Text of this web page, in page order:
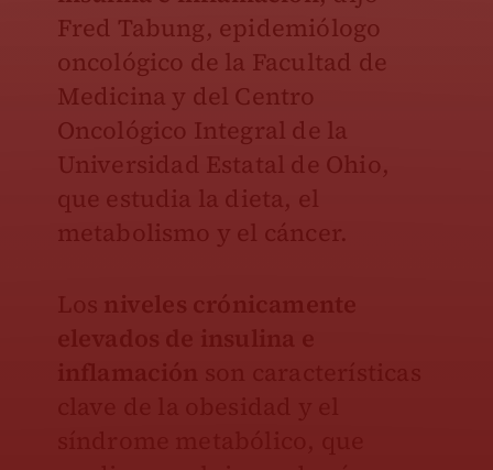
Fred Tabung, epidemiólogo
oncológico de la Facultad de
Medicina y del Centro
Oncológico Integral de la
Universidad Estatal de Ohio,
que estudia la dieta, el
metabolismo y el cáncer.